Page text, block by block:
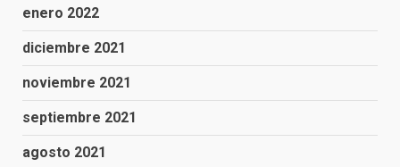
enero 2022
diciembre 2021
noviembre 2021
septiembre 2021
agosto 2021